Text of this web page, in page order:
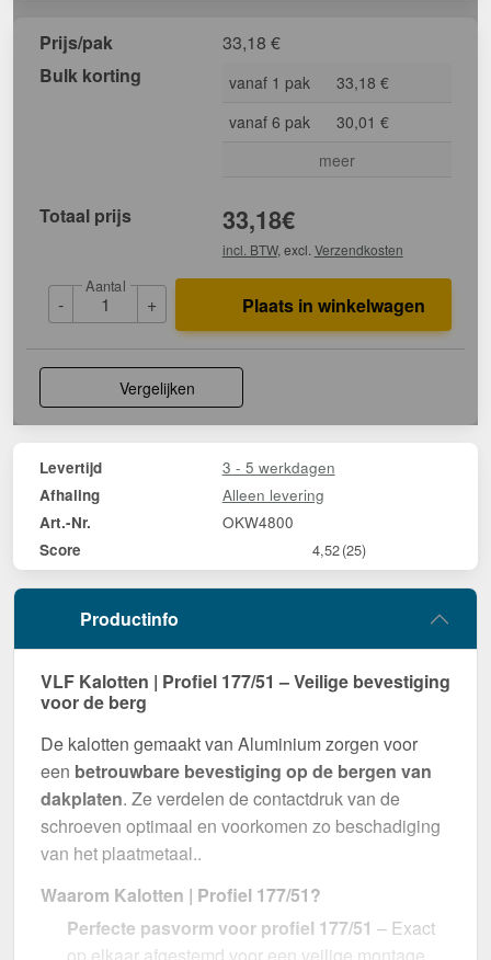
Prijs/pak 33,18 €
Bulk korting
vanaf 1 pak
33,18 €
vanaf 6 pak
30,01 €
meer
Totaal prijs 33,18€
incl. BTW, excl. Verzendkosten
-
Aantal
+ Plaats in winkelwagen
Vergelijken
Levertijd 3 - 5 werkdagen
Afhaling Alleen levering
Art.-Nr. OKW4800
Score 4,52(25)
Productinfo
VLF Kalotten | Profiel 177/51 – Veilige bevestiging
voor de berg
De kalotten gemaakt van Aluminium zorgen voor
een betrouwbare bevestiging op de bergen van
dakplaten. Ze verdelen de contactdruk van de
schroeven optimaal en voorkomen zo beschadiging
van het plaatmetaal..
Waarom Kalotten | Profiel 177/51?
Perfecte pasvorm voor profiel 177/51 – Exact
op elkaar afgestemd voor een veilige montage.